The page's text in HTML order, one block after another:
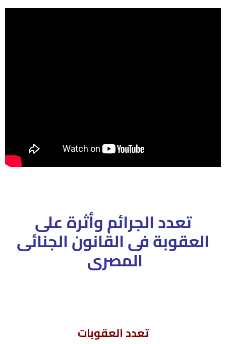
تعدد الجرائم وأثرة على
العقوبة فى القانون الجنائى
المصرى
تعدد العقوبات